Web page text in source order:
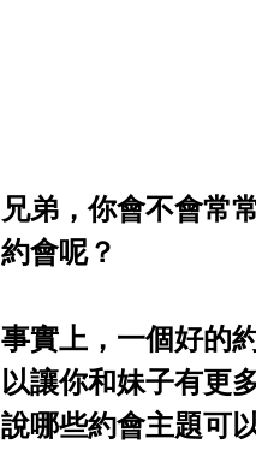
兄弟，你會不會常
約會呢？
事實上，一個好的
以讓你和妹子有更
說哪些約會主題可